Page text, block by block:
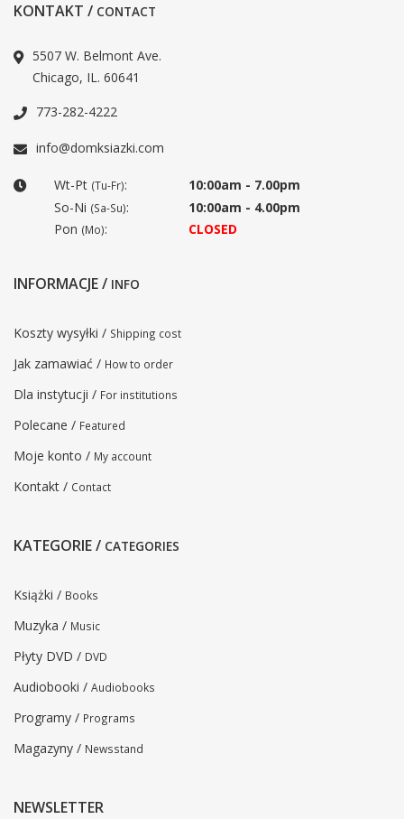
KONTAKT / CONTACT
5507 W. Belmont Ave.
Chicago, IL. 60641
773-282-4222
info@domksiazki.com
Wt-Pt (Tu-Fr):
10:00am - 7.00pm
So-Ni (Sa-Su):
10:00am - 4.00pm
Pon (Mo): CLOSED
INFORMACJE / INFO
Koszty wysyłki / Shipping cost
Jak zamawiać / How to order
Dla instytucji / For institutions
Polecane / Featured
Moje konto / My account
Kontakt / Contact
KATEGORIE / CATEGORIES
Książki / Books
Muzyka / Music
Płyty DVD / DVD
Audiobooki / Audiobooks
Programy / Programs
Magazyny / Newsstand
NEWSLETTER